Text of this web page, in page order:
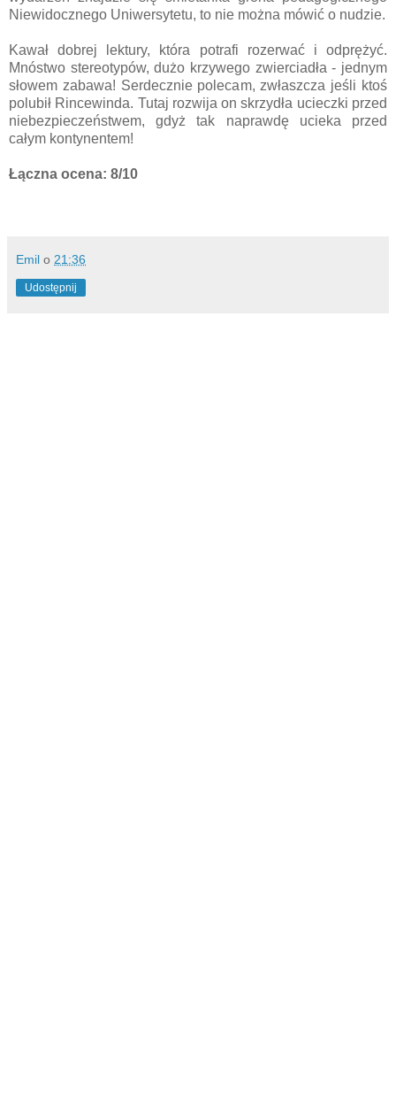
Niewidocznego Uniwersytetu, to nie można mówić o nudzie.
Kawał dobrej lektury, która potrafi rozerwać i odprężyć.
Mnóstwo stereotypów, dużo krzywego zwierciadła - jednym
słowem zabawa! Serdecznie polecam, zwłaszcza jeśli ktoś
polubił Rincewinda. Tutaj rozwija on skrzydła ucieczki przed
niebezpieczeństwem, gdyż tak naprawdę ucieka przed
całym kontynentem!
Łączna ocena: 8/10
Emil o 21:36
Udostępnij